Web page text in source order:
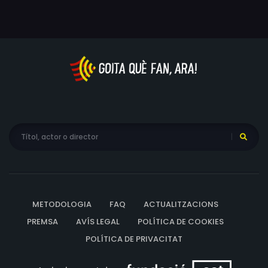
METODOLOGIA FAQ
ACTUALITZACIONS
PREMSA
AVÍS LEGAL
POLÍTICA DE COOKIES
POLÍTICA DE PRIVACITAT